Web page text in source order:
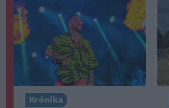
Krónika